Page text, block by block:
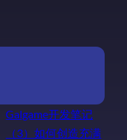
Galgame开发笔记
（3）如何创造充满